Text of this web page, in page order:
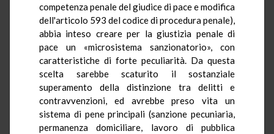
competenza penale del giudice di pace e modifica
dell'articolo 593 del codice di procedura penale),
abbia inteso creare per la giustizia penale di
pace un «microsistema sanzionatorio», con
caratteristiche di forte peculiarità. Da questa
scelta sarebbe scaturito il sostanziale
superamento della distinzione tra delitti e
contravvenzioni, ed avrebbe preso vita un
sistema di pene principali (sanzione pecuniaria,
permanenza domiciliare, lavoro di pubblica